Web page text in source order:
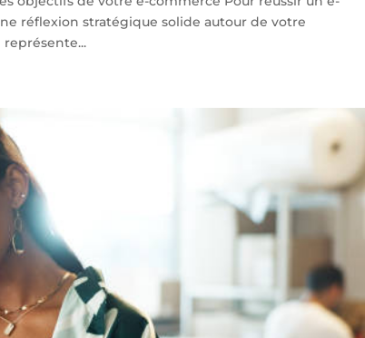
réflexion stratégique solide autour de votre